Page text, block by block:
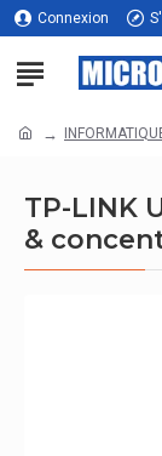
Connexion
TP-LINK
&